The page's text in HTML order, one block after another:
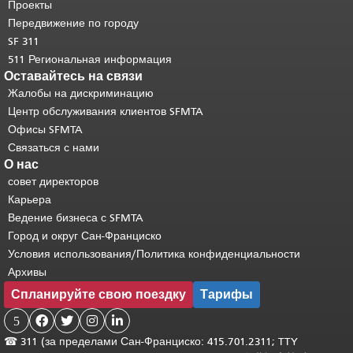
основного содержимого .
Проекты
Передвижение по городу
SF 311
511 Региональная информация
Оставайтесь на связи
Жалобы на дискриминацию
Центр обслуживания клиентов SFMTA
Офисы SFMTA
Связаться с нами
О нас
совет директоров
Карьера
Ведение бизнеса с SFMTA
Город и округ Сан-Франциско
Условия использования/Политика конфиденциальности
Архивы
Спланируйте свою поездку Тарифы
5    
☎ 311 (за пределами Сан-Франциско: 415.701.2311; TTY